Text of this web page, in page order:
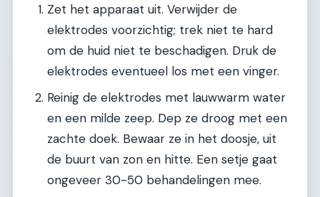
Zet het apparaat uit. Verwijder de
elektrodes voorzichtig; trek niet te hard
om de huid niet te beschadigen. Druk de
elektrodes eventueel los met een vinger.
Reinig de elektrodes met lauwwarm water
en een milde zeep. Dep ze droog met een
zachte doek. Bewaar ze in het doosje, uit
de buurt van zon en hitte. Een setje gaat
ongeveer 30-50 behandelingen mee.